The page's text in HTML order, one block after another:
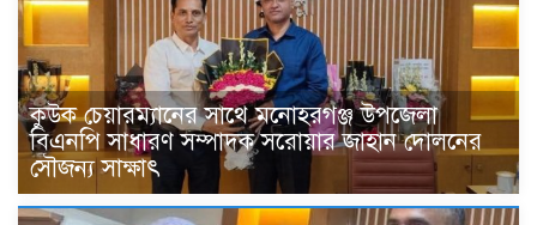
কুউক চেয়ারম্যানের সাথে মনোহরগঞ্জ উপজেলা
বিএনপি সাধারণ সম্পাদক সরোয়ার জাহান দোলনের
সৌজন্য সাক্ষাৎ